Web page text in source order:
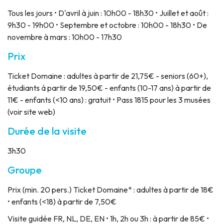
Tous les jours • D'avril à juin : 10h00 - 18h30 • Juillet et août :
9h30 - 19h00 • Septembre et octobre : 10h00 - 18h30 • De
novembre à mars : 10h00 - 17h30
Prix
Ticket Domaine : adultes à partir de 21,75€ - seniors (60+),
étudiants à partir de 19,50€ - enfants (10-17 ans) à partir de
11€ - enfants (<10 ans) : gratuit • Pass 1815 pour les 3 musées
(voir site web)
Durée de la visite
3h30
Groupe
Prix(min. 20 pers.) Ticket Domaine* : adultes à partir de 18€
• enfants (<18) à partir de 7,50€
Visite guidée FR, NL, DE, EN • 1h, 2h ou 3h : à partir de 85€ •